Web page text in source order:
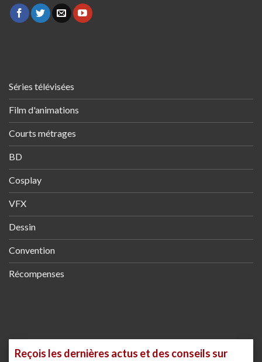
Séries télévisées
Film d'animations
Courts métrages
BD
Cosplay
VFX
Dessin
Convention
Récompenses
Reçois les dernières actus et des conseils sur